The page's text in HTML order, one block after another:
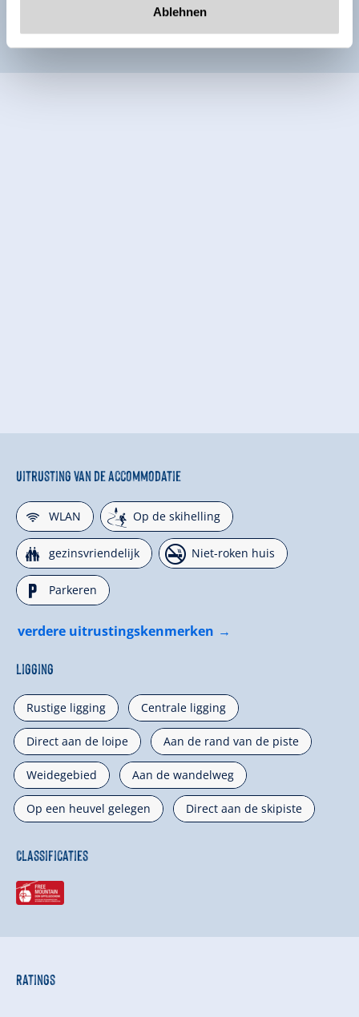
Ablehnen
Uitrusting van de accommodatie
🜉WLAN 🞷Op de skihelling
🍺gezinsvriendelijk 🏝Niet-roken huis
🐈Parkeren
verdere uitrustingskenmerken
Ligging
Rustige ligging Centrale ligging
Direct aan de loipe Aan de rand van de piste
Weidegebied Aan de wandelweg
Op een heuvel gelegen Direct aan de skipiste
Classificaties
Ratings